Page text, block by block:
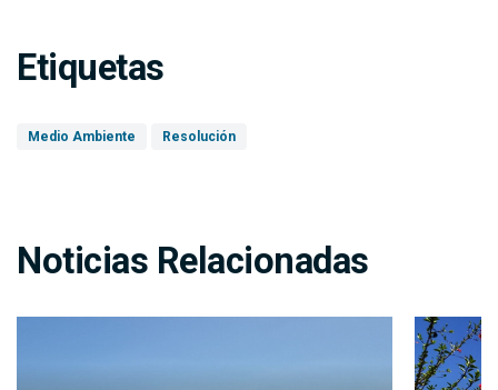
Etiquetas
Medio Ambiente Resolución
Noticias Relacionadas